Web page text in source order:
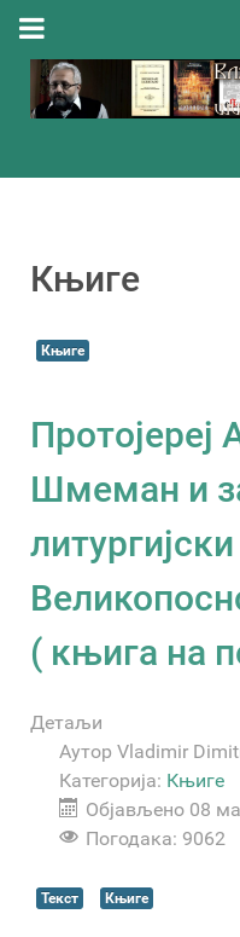
Књиге
Књиге
Протојереј
Шмеман и
( књига на
Детаљи
Аутор Vladimir
Категорија: Књиге
Објављено 08
Погодака: 9062
Текст Књиге